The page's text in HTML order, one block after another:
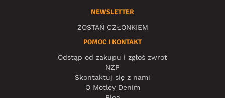
NEWSLETTER
ZOSTAŃ CZŁONKIEM
POMOC I KONTAKT
Odstąp od zakupu i zgłoś zwrot
NZP
Skontaktuj się z nami
O Motley Denim